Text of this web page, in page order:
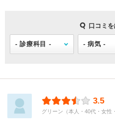
口コミ
3.5
グリーン（本人・40代・女性